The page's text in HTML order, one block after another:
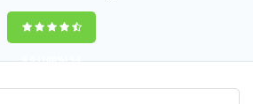
9,5(100%)94
votes